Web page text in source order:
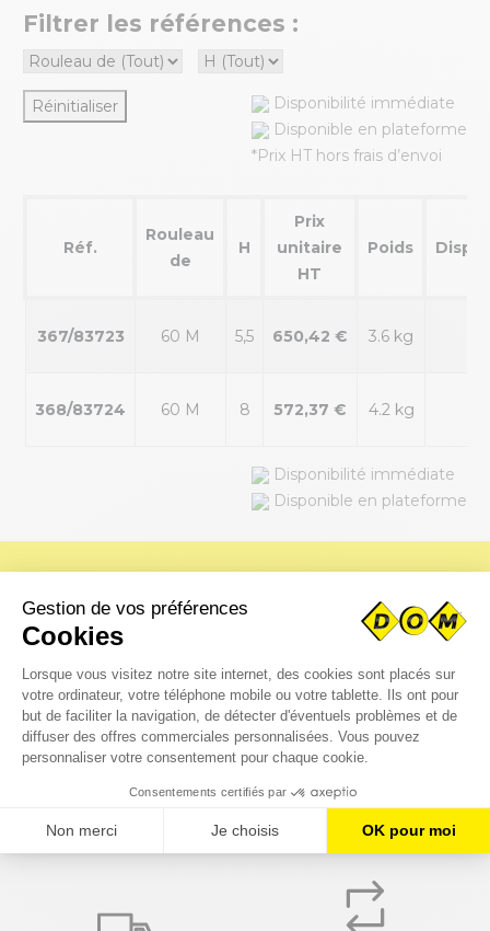
Filtrer les références :
Réinitialiser
Disponibilité immédiate
Disponible en plateforme
*Prix HT hors frais d’envoi
Réf.
Rouleau
de
H
Prix
unitaire
HT
Poids
367/83723 60 M 5,5 650,42 € 3.6 kg
368/83724 60 M 8 572,37 € 4.2 kg
Disponibilité immédiate
Disponible en plateforme
Vous avez besoin de pièces
spécifiques ?
Téléchargez immédiatement vos fichiers CAO pour un
traitement rapide de votre demande par notre bureau
d’étude.
Demander un devis en ligne